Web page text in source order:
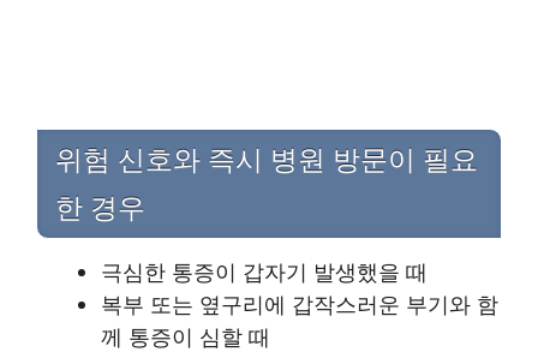
위험 신호와 즉시 병원 방문이 필요
한 경우
극심한 통증이 갑자기 발생했을 때
복부 또는 옆구리에 갑작스러운 부기와 함
께 통증이 심할 때